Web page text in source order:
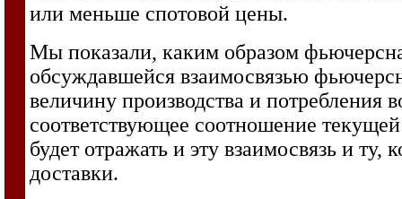
или меньше спотовой цены.
Мы показали, каким образом
обсуждавшейся взаимосвязью
величину производства и потребления
соответствующее соотношение
будет отражать и эту взаимосвязь и
доставки.